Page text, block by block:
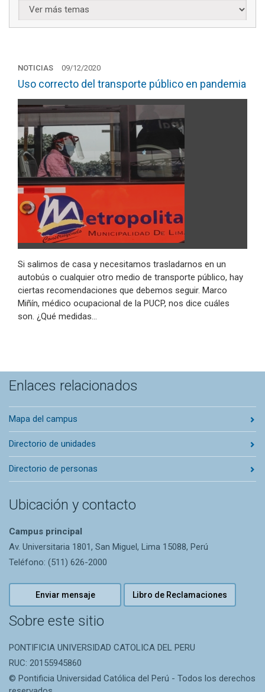
NOTICIAS 09/12/2020
Uso correcto del transporte público en pandemia
Si salimos de casa y necesitamos trasladarnos en un
autobús o cualquier otro medio de transporte público, hay
ciertas recomendaciones que debemos seguir. Marco
Miñín, médico ocupacional de la PUCP, nos dice cuáles
son. ¿Qué medidas…
Enlaces relacionados
Mapa del campus
Directorio de unidades
Directorio de personas
Ubicación y contacto
Campus principal
Av. Universitaria 1801, San Miguel, Lima 15088, Perú
Teléfono: (511) 626-2000
Enviar mensaje Libro de Reclamaciones
Sobre este sitio
PONTIFICIA UNIVERSIDAD CATOLICA DEL PERU
RUC: 20155945860
© Pontificia Universidad Católica del Perú - Todos los derechos